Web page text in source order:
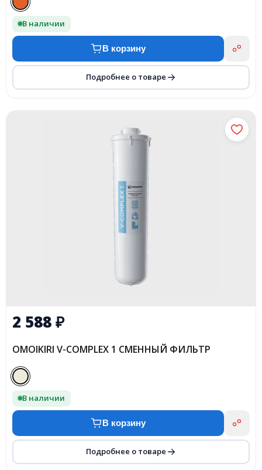
В наличии
В корзину
Подробнее о товаре
2 588₽
OMOIKIRI V-COMPLEX 1 СМЕННЫЙ ФИЛЬТР
В наличии
В корзину
Подробнее о товаре